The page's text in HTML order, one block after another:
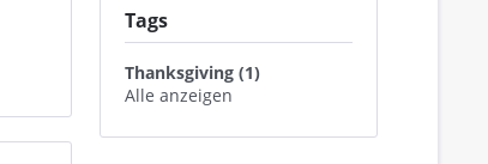
Tags
Thanksgiving (1)
Alle anzeigen